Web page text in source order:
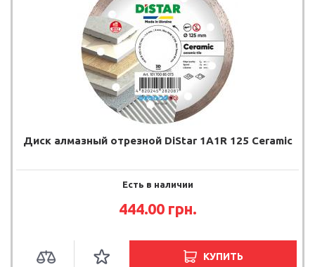
Диск алмазный отрезной DiStar 1A1R 125 Ceramic
Есть в наличии
444.00 грн.
КУПИТЬ